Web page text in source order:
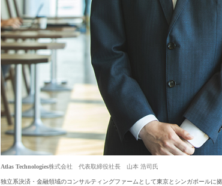
Atlas Technologies株式会社 代表取締役社長 山本 浩司氏
独立系決済・金融領域のコンサルティングファームとして東京とシンガポール